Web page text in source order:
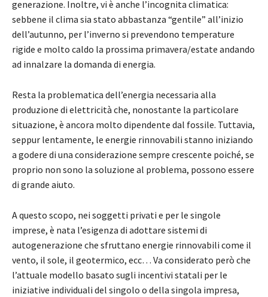
generazione. Inoltre, vi è anche l’incognita climatica:
sebbene il clima sia stato abbastanza “gentile” all’inizio
dell’autunno, per l’inverno si prevendono temperature
rigide e molto caldo la prossima primavera/estate andando
ad innalzare la domanda di energia.
Resta la problematica dell’energia necessaria alla
produzione di elettricità che, nonostante la particolare
situazione, è ancora molto dipendente dal fossile. Tuttavia,
seppur lentamente, le energie rinnovabili stanno iniziando
a godere di una considerazione sempre crescente poiché, se
proprio non sono la soluzione al problema, possono essere
di grande aiuto.
A questo scopo, nei soggetti privati e per le singole
imprese, è nata l’esigenza di adottare sistemi di
autogenerazione che sfruttano energie rinnovabili come il
vento, il sole, il geotermico, ecc… Va considerato però che
l’attuale modello basato sugli incentivi statali per le
iniziative individuali del singolo o della singola impresa,